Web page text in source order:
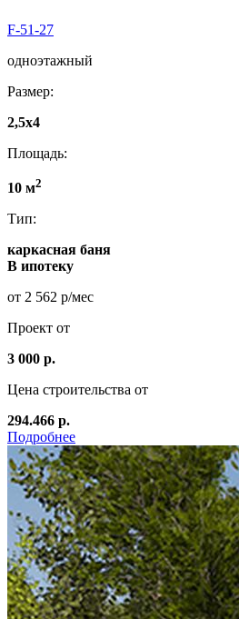
F-51-27
одноэтажный
Размер:
2,5x4
Площадь:
10 м2
Тип:
каркасная баня
В ипотеку
от 2 562 р/мес
Проект от
3 000 р.
Цена строительства от
294.466 р.
Подробнее